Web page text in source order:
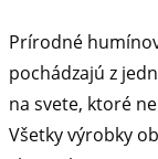
Prírodné
pochádzajú z
na svete, ktoré
Všetky výrobky